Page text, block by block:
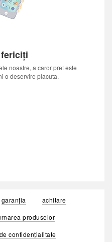
noastre, a caror pret este
o deservire placuta.
garanția
achitare
produselor
confidențialitate